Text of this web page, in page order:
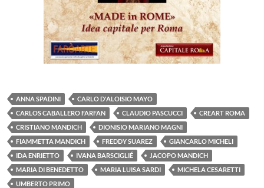
ANNA SPADINI
CARLO D'ALOISIO MAYO
CARLOS CABALLERO FARFAN
CLAUDIO PASCUCCI
CREART ROMA
CRISTIANO MANDICH
DIONISIO MARIANO MAGNI
FIAMMETTA MANDICH
FREDDY SUAREZ
GIANCARLO MICHELI
IDA ENRIETTO
IVANA BARSCIGLIÉ
JACOPO MANDICH
MARIA DI BENEDETTO
MARIA LUISA SARDI
MICHELA CESARETTI
UMBERTO PRIMO